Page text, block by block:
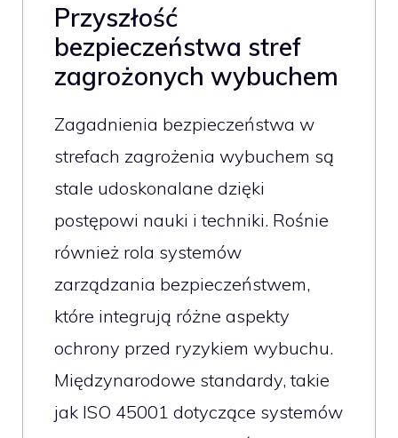
Przyszłość
bezpieczeństwa stref
zagrożonych wybuchem
Zagadnienia bezpieczeństwa w
strefach zagrożenia wybuchem są
stale udoskonalane dzięki
postępowi nauki i techniki. Rośnie
również rola systemów
zarządzania bezpieczeństwem,
które integrują różne aspekty
ochrony przed ryzykiem wybuchu.
Międzynarodowe standardy, takie
jak ISO 45001 dotyczące systemów